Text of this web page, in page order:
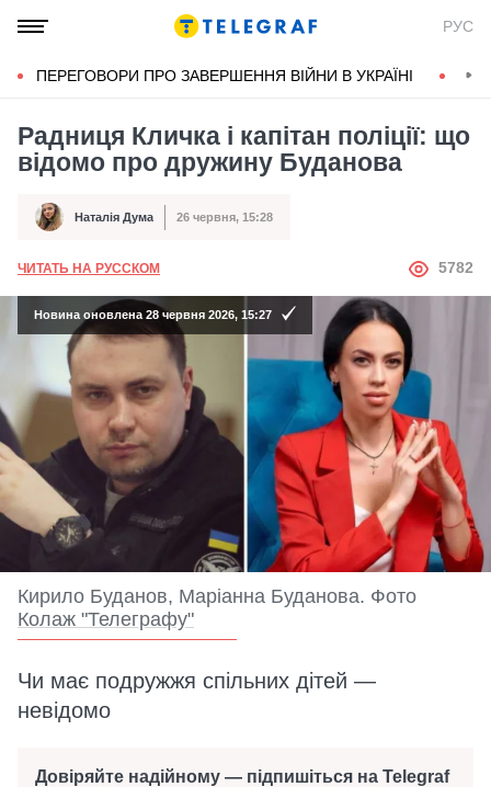
РУС
ПЕРЕГОВОРИ ПРО ЗАВЕРШЕННЯ ВІЙНИ В УКРАЇНІ
Радниця Кличка і капітан поліції: що
відомо про дружину Буданова
Автор Наталія Дума
Дата публікації 26 червня, 15:28
ЧИТАТЬ НА РУССКОМ АВТОР
5782
Новина оновлена 28 червня 2026, 15:27
Кирило Буданов, Маріанна Буданова. Фото
Колаж "Телеграфу"
Чи має подружжя спільних дітей —
невідомо
Довіряйте надійному — підпишіться на Telegraf